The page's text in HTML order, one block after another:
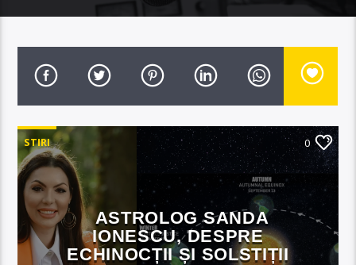
STIRI 0
ASTROLOG SANDA
IONESCU, DESPRE
ECHINOCȚII ȘI SOLSTIȚII